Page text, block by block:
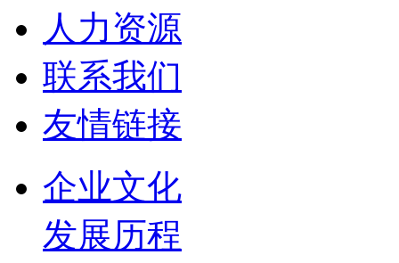
人力资源
联系我们
友情链接
企业文化
发展历程